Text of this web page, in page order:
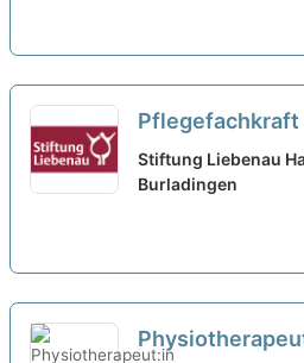
(m/w/d) in
Zuwachs in
Stiftung Liebenau
Burladingen